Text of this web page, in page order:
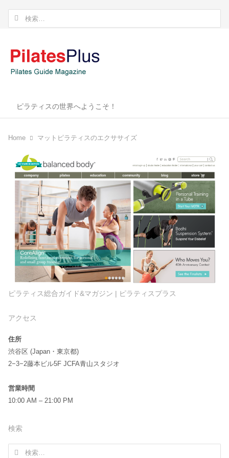
索:
ピラティスの世界へようこそ！
Home マットピラティスのエクササイズ
ピラティス総合ガイド&マガジン | ピラティスプラス
アクセス
住所
渋谷区 (Japan・東京都)
2−3−2藤本ビル5F JCFA青山スタジオ
営業時間
10:00 AM – 21:00 PM
検索